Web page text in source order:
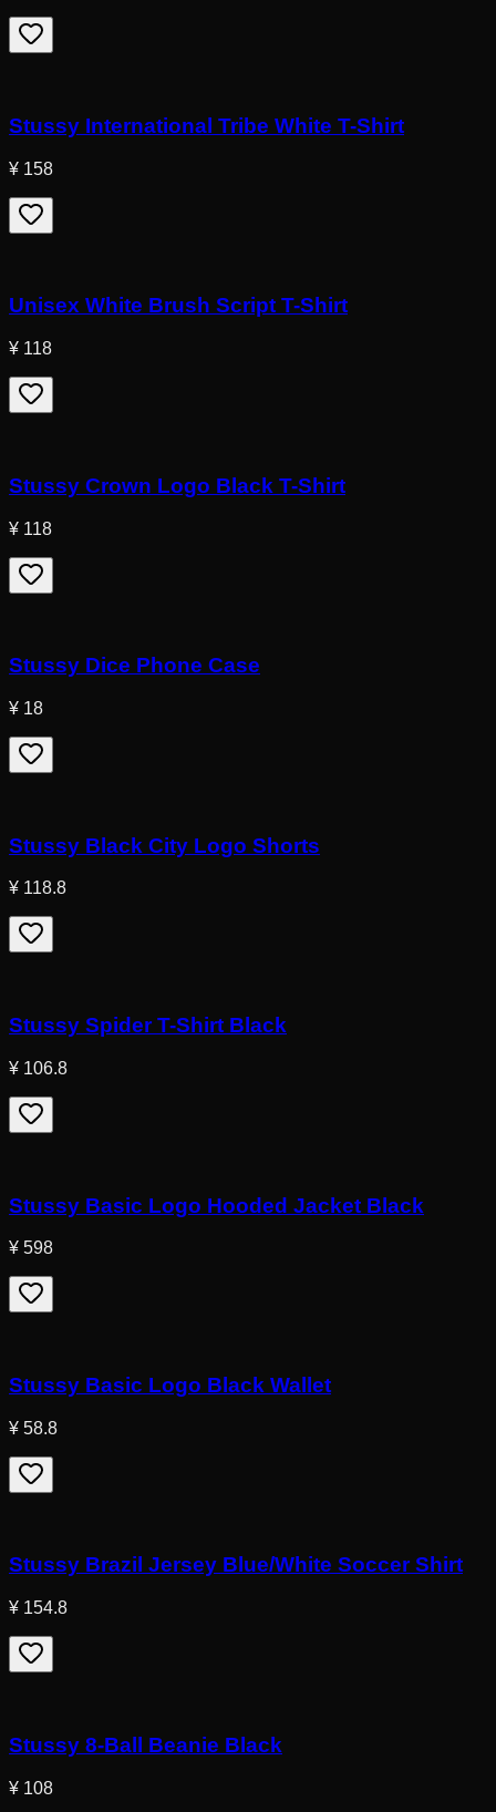
Stussy International Tribe White T-Shirt
¥ 158
Unisex White Brush Script T-Shirt
¥ 118
Stussy Crown Logo Black T-Shirt
¥ 118
Stussy Dice Phone Case
¥ 18
Stussy Black City Logo Shorts
¥ 118.8
Stussy Spider T-Shirt Black
¥ 106.8
Stussy Basic Logo Hooded Jacket Black
¥ 598
Stussy Basic Logo Black Wallet
¥ 58.8
Stussy Brazil Jersey Blue/White Soccer Shirt
¥ 154.8
Stussy 8-Ball Beanie Black
¥ 108